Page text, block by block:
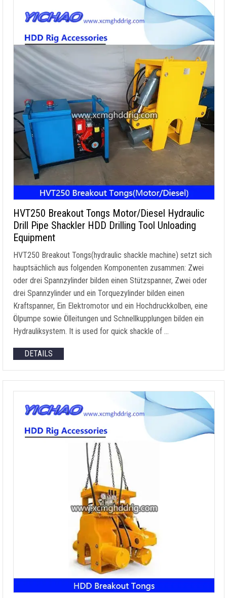
HVT250 Breakout Tongs Motor/Diesel Hydraulic
Drill Pipe Shackler HDD Drilling Tool Unloading
Equipment
HVT250 Breakout Tongs(hydraulic shackle machine) setzt sich
hauptsächlich aus folgenden Komponenten zusammen: Zwei
oder drei Spannzylinder bilden einen Stützspanner, Zwei oder
drei Spannzylinder und ein Torquezylinder bilden einen
Kraftspanner, Ein Elektromotor und ein Hochdruckkolben, eine
Ölpumpe sowie Ölleitungen und Schnellkupplungen bilden ein
Hydrauliksystem. It is used for quick shackle of …
DETAILS